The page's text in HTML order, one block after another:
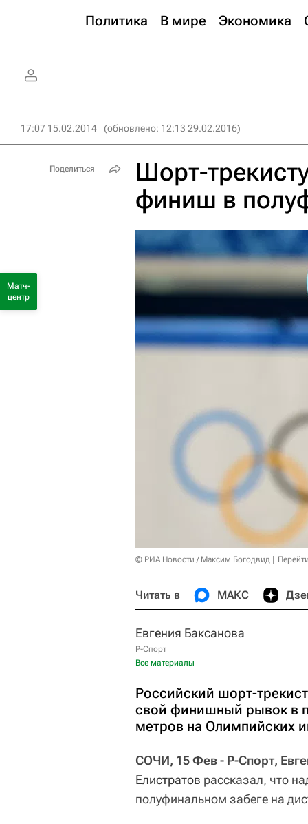
Политика В мире Экономика
17:07 15.02.2014 (обновлено: 12:13 29.02.2016)
Шорт-
финиш в
© РИА Новости / Максим Богодвид
Читать в МАКС
Евгения Баксанова
Р-Спорт
Все материалы
Российский шорт-
свой финишный рывок в
метров на Олимпийских
СОЧИ, 15 Фев - Р-Спорт,
Елистратов рассказал, что
полуфинальном забеге на
Поделиться
Матч-
центр